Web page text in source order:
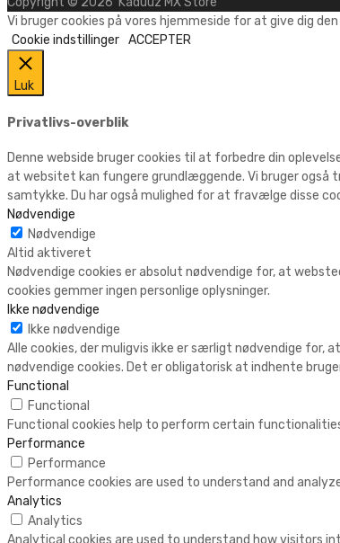
Vi bruger cookies på vores hjemmeside for at give dig
Cookie indstillinger ACCEPTER
Luk
Privatlivs-overblik
Denne webside bruger cookies til at forbedre din
at websitet kan fungere grundlæggende. Vi bruger også
samtykke. Du har også mulighed for at fravælge disse
Nødvendige
Nødvendige
Altid aktiveret
Nødvendige cookies er absolut nødvendige for, at
cookies gemmer ingen personlige oplysninger.
Ikke nødvendige
Ikke nødvendige
Alle cookies, der muligvis ikke er særligt nødvendige for,
nødvendige cookies. Det er obligatorisk at indhente
Functional
Functional
Functional cookies help to perform certain
Performance
Performance
Performance cookies are used to understand and
Analytics
Analytics